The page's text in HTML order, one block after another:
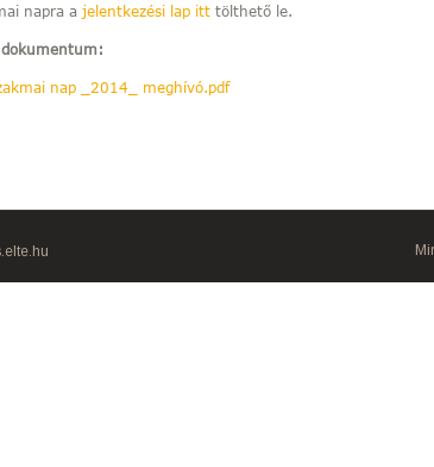
napra a jelentkezési lap itttölthető le.
nap _2014_ meghívó.pdf